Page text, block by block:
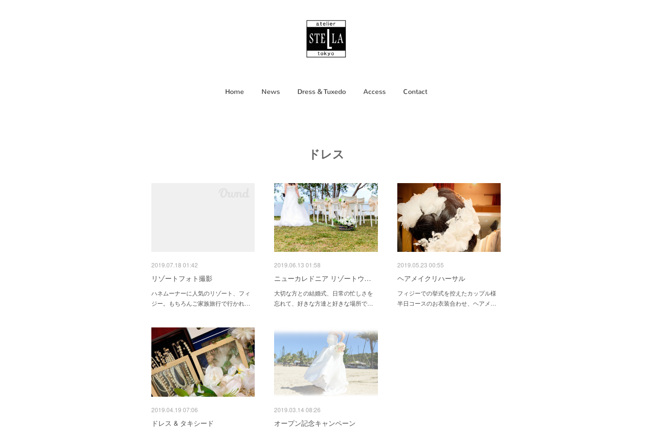
Home News Dress & Tuxedo Access Contact
ドレス
2019.07.18 01:42
リゾートフォト撮影
ハネムーナーに人気のリゾート、フィ
ジー。もちろんご家族旅行で行かれ…
2019.06.13 01:58
ニューカレドニア リゾートウ…
大切な方との結婚式、日常の忙しさを
忘れて、好きな方達と好きな場所で…
2019.05.23 00:55
ヘアメイクリハーサル
フィジーでの挙式を控えたカップル様
半日コースのお衣装合わせ、ヘアメ…
2019.04.19 07:06
ドレス & タキシード
2019.03.14 08:26
オープン記念キャンペーン